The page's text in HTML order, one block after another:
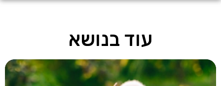
עוד בנושא